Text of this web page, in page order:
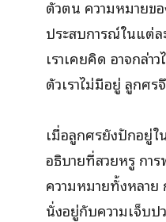
ตัวตน ความหมายข
ประสบการณ์ในแต่
เราเคยคิด อาจกล่
ตัวเราไม่มีอยู่ ลูกศ
เมื่อลูกศรยังปักอยู่ใ
อธิบายที่สวยหรู การ
ความหมายทั้งหลาย
นั่งอยู่กับความเจ็บ